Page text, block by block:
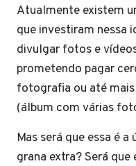
Atualmente existem
que investiram nessa
divulgar fotos e
prometendo pagar
fotografia ou até
(álbum com várias
Mas será que essa é
grana extra? Será que